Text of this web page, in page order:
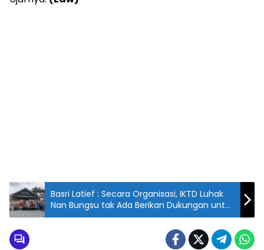
Basri Latief : Secara Organisasi, IKTD Luhak
Nan Bungsu tak Ada Berikan Dukungan untuk
Zulmaita-Elzadaswarman.